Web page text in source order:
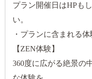
プラン開催日はHPも
い。
・プランに含まれる体
【ZEN体験】
360度に広がる絶景の